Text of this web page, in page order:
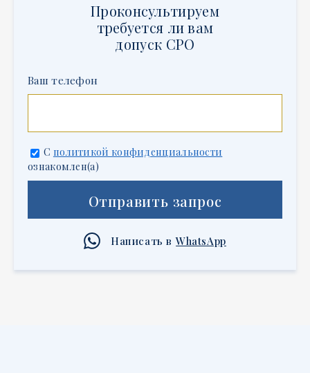
Проконсультируем
требуется ли вам
допуск СРО
Ваш телефон
С политикой конфиденциальности
ознакомлен(а)
Отправить запрос
Написать в WhatsApp